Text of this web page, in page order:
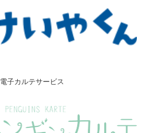
電子カルテサービス